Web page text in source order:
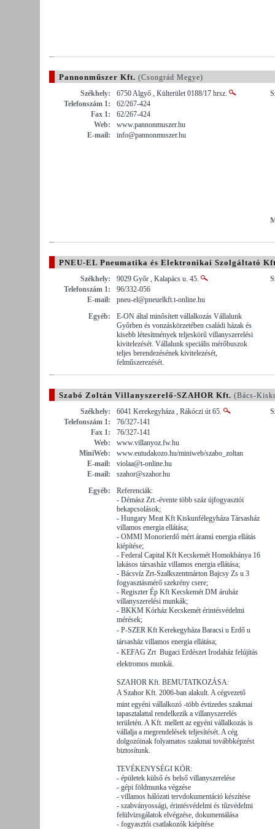
Pannonműszer Kft. (Csongrád Megye)
Székhely:
6750 Algyő , Külterület 0188/17 hrsz.
Telefonszám 1:
62/267-424
Fax 1:
62/267-424
Web:
www.pannonmuszer.hu
E-mail:
info@pannonmuszer.hu
PNEU-EL Pneumatika és Elektronikai Szolgáltató
Székhely:
9029 Győr , Kalapács u. 45.
Telefonszám 1:
96/332-056
E-mail:
pneu-el@pneuelkft.t-online.hu
Egyéb:
E-ON által minősített vállalkozás Vállalunk
Győrben és vonzáskörzetében családi házak és
kisebb létesítmények teljeskörű villanyszerelési
kivitelezését. Vállalunk speciális mérőbuszok
teljes berendezésének kivitelezését,
felműszerezését.
Szabó Zoltán Villanyszerelő-SZAHOR Kft. (Bács-
Székhely:
6041 Kerekegyháza , Rákóczi út 65.
Telefonszám 1:
76/327-141
Fax 1:
76/327-141
Web:
www.villanyoz.fw.hu
MiniWeb:
www.eutudakozo.hu/miniweb/szabo_zoltan
E-mail:
violaa@t-online.hu
E-mail:
szahor@szahor.hu
Egyéb:
Referenciák:
- Démász Zrt.-évente több száz újfogyasztói
bekapcsolások;
- Hungary Meat Kft Kiskunfélegyháza Társasház
villamos energia ellátása;
- OMMI Monorierdő mért áramú energia ellátás
kiépítése;
- Federal Capital Kft Kecskemét Homokbánya 16
lakásos társasház villamos energia ellátása;
- Bácsvíz Zrt-Szalkszentmárton Bajcsy Zs u 3
fogyasztásmérő szekrény csere;
- Regiszter Ép Kft Kecskemét DM áruház
villanyszerelési munkák;
- BKKM Kórház Kecskemét érintésvédelmi
mérések;
- P-SZER Kft Kerekegyháza Baracsi u Erdő u
társasház villamos energia ellátása;
- KEFAG Zrt  Bugaci Erdészet Irodaház felújítás
elektromos munkái.
SZAHOR Kft. BEMUTATKOZÁSA:
A Szahor Kft. 2006-ban alakult. A cégvezető 
mint egyéni vállalkozó -több évtizedes szakmai
tapasztalattal rendelkezik a villanyszerelés
területén. A Kft. mellett az egyéni vállalkozás is
vállalja a megrendelések teljesítését. A cég
dolgozóinak folyamatos szakmai továbbképzést
biztosítunk.
TEVÉKENYSÉGI KÖR:
- épületek külső és belső villanyszerelése
- gépi földmunka végzése
- villamos hálózati tervdokumentáció készítése
- szabványossági, érintésvédelmi és tűzvédelmi
felülvizsgálatok elvégzése, dokumentálása
- fogyasztói csatlakozók kiépítése